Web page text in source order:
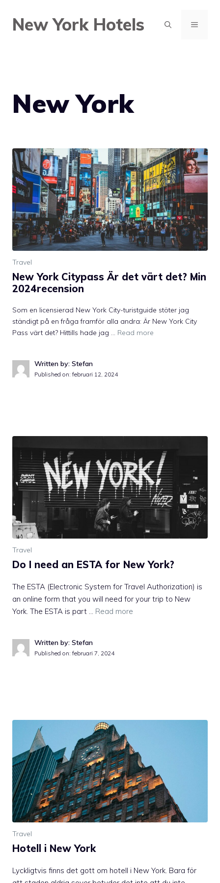
New York Hotels MENY
New York
Travel
New York Citypass Är det värt det? Min
2024recension
Som en licensierad New York City-turistguide stöter jag
ständigt på en fråga framför alla andra: Är New York City
Pass värt det? Hittills hade jag … Read more
Written by: Stefan
Published on: februari 12, 2024
Travel
Do I need an ESTA for New York?
The ESTA (Electronic System for Travel Authorization) is
an online form that you will need for your trip to New
York. The ESTA is part … Read more
Written by: Stefan
Published on: februari 7, 2024
Travel
Hotell i New York
Lyckligtvis finns det gott om hotell i New York. Bara för